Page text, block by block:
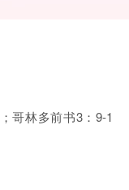
哥林多前书3：9-1